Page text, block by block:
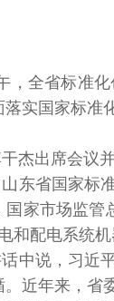
，全省标准
实国家标准
杰出席会议
东省国家标
国家市场监管
和配电系统
中说，习近
近年来，省